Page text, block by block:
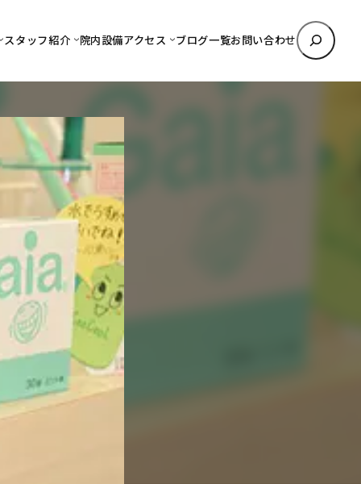
スタッフ紹介 院内設備アクセス ブログ一覧お問い合わせ
検
索